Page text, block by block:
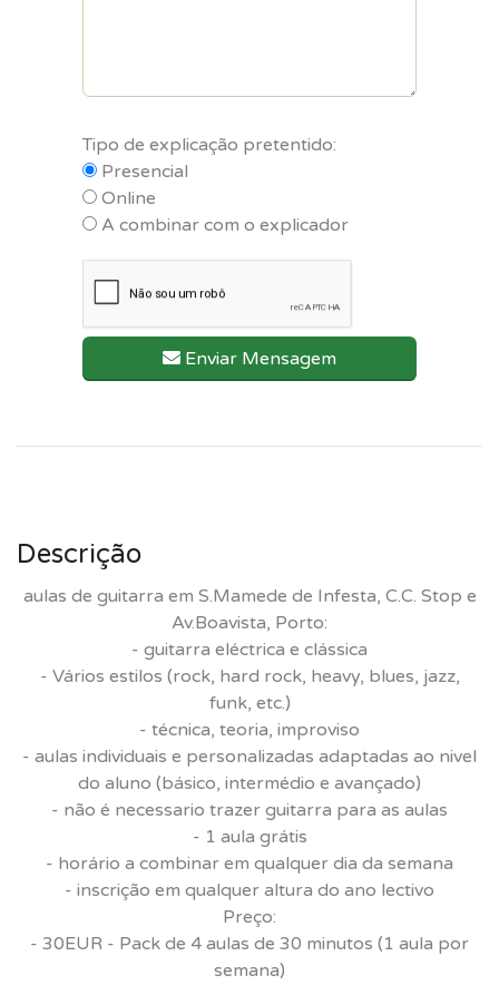
Tipo de explicação pretentido:
Presencial
Online
A combinar com o explicador
Enviar Mensagem
Descrição
aulas de guitarra em S.Mamede de Infesta, C.C. Stop e
Av.Boavista, Porto:
- guitarra eléctrica e clássica
- Vários estilos (rock, hard rock, heavy, blues, jazz,
funk, etc.)
- técnica, teoria, improviso
- aulas individuais e personalizadas adaptadas ao nivel
do aluno (básico, intermédio e avançado)
- não é necessario trazer guitarra para as aulas
- 1 aula grátis
- horário a combinar em qualquer dia da semana
- inscrição em qualquer altura do ano lectivo
Preço:
- 30EUR - Pack de 4 aulas de 30 minutos (1 aula por
semana)